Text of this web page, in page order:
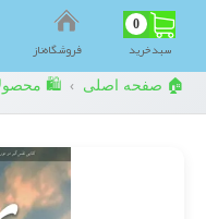
0
سبد‌خرید فروشگاه‌ناز
🏠 صفحه اصلی ›
🛍️